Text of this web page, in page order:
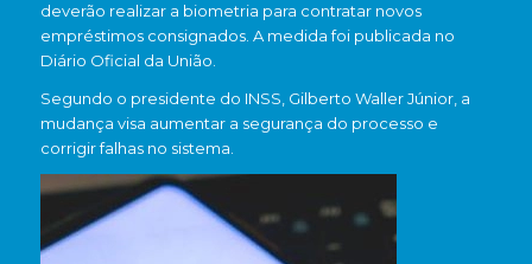
deverão realizar a biometria para contratar novos
empréstimos consignados. A medida foi publicada no
Diário Oficial da União.
Segundo o presidente do INSS, Gilberto Waller Júnior, a
mudança visa aumentar a segurança do processo e
corrigir falhas no sistema.